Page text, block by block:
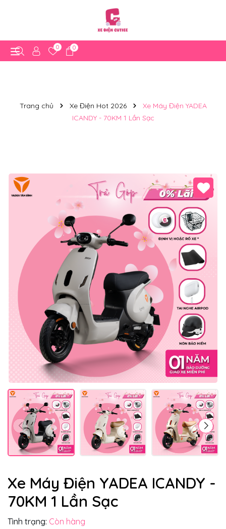
0 0
Trang chủ Xe Điện Hot 2026
Xe Máy Điện YADEA
ICANDY - 70KM 1 Lần Sạc
Xe Máy Điện YADEA ICANDY -
70KM 1 Lần Sạc
Tình trạng: Còn hàng